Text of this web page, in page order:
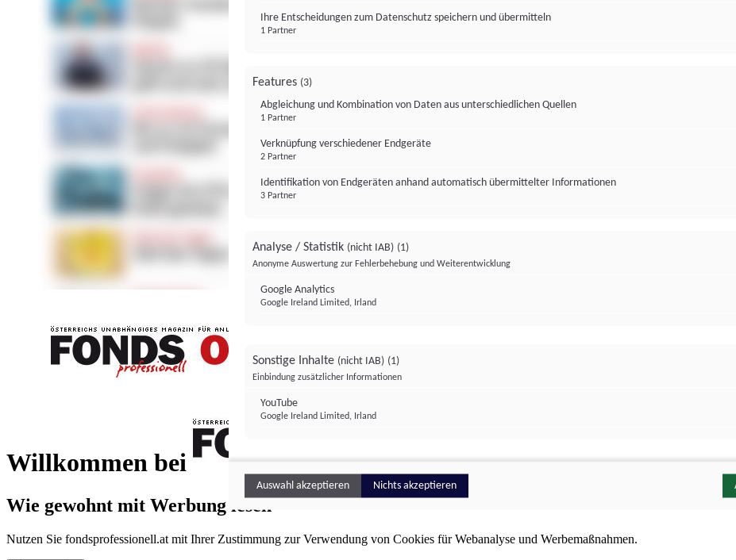
Willkommen bei
FONDS professionell
Wie gewohnt mit Werbung lesen
Nutzen Sie fondsprofessionell.at mit Ihrer Zustimmung zur Verwendung von Cookies für Webanalyse und Werbemaßnahmen.
Ihre Entscheidungen zum Datenschutz speichern und übermitteln
1 Partner
Features (3)
Abgleichung und Kombination von Daten aus unterschiedlichen Quellen
1 Partner
Verknüpfung verschiedener Endgeräte
2 Partner
Identifikation von Endgeräten anhand automatisch übermittelter Informationen
3 Partner
Analyse / Statistik (nicht IAB) (1)
Anonyme Auswertung zur Fehlerbehebung und Weiterentwicklung
Google Analytics
Google Ireland Limited, Irland
Sonstige Inhalte (nicht IAB) (1)
Einbindung zusätzlicher Informationen
YouTube
Google Ireland Limited, Irland
Auswahl akzeptieren Nichts akzeptieren